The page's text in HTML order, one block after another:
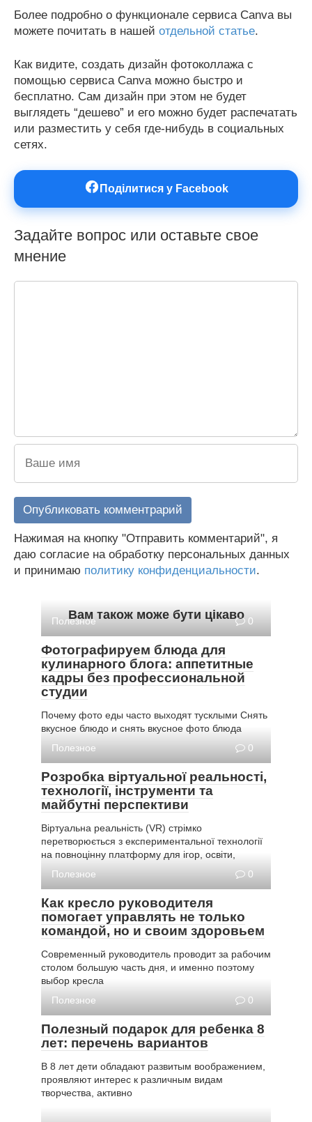
Более подробно о функционале сервиса Canva вы
можете почитать в нашей отдельной статье.
Как видите, создать дизайн фотоколлажа с
помощью сервиса Canva можно быстро и
бесплатно. Сам дизайн при этом не будет
выглядеть “дешево” и его можно будет распечатать
или разместить у себя где-нибудь в социальных
сетях.
Поділитися у Facebook
Задайте вопрос или оставьте свое
мнение
Нажимая на кнопку "Отправить комментарий", я
даю согласие на обработку персональных данных
и принимаю политику конфиденциальности.
Вам також може бути цікаво
Полезное 0
Фотографируем блюда для
кулинарного блога: аппетитные
кадры без профессиональной
студии
Почему фото еды часто выходят тусклыми Снять
вкусное блюдо и снять вкусное фото блюда
Полезное
0
Розробка віртуальної реальності,
технології, інструменти та
майбутні перспективи
Віртуальна реальність (VR) стрімко
перетворюється з експериментальної технології
на повноцінну платформу для ігор, освіти,
Полезное
0
Как кресло руководителя
помогает управлять не только
командой, но и своим здоровьем
Современный руководитель проводит за рабочим
столом большую часть дня, и именно поэтому
выбор кресла
Полезное
0
Полезный подарок для ребенка 8
лет: перечень вариантов
В 8 лет дети обладают развитым воображением,
проявляют интерес к различным видам
творчества, активно